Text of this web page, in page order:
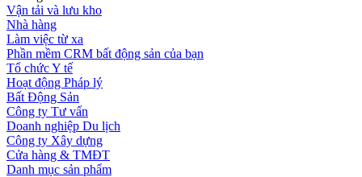
Vận tải và lưu kho
Nhà hàng
Làm việc từ xa
Phần mềm CRM bất động sản của bạn
Tổ chức Y tế
Hoạt động Pháp lý
Bất Động Sản
Công ty Tư vấn
Doanh nghiệp Du lịch
Công ty Xây dựng
Cửa hàng & TMĐT
Danh mục sản phẩm